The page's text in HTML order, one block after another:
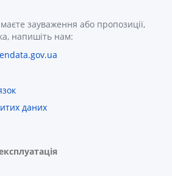
зауваження або пропозиції,
напишіть нам:
даних